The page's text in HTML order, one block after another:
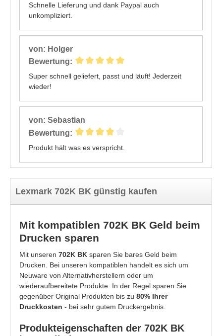
Schnelle Lieferung und dank Paypal auch
unkompliziert.
von: Holger
Bewertung:
Super schnell geliefert, passt und läuft! Jederzeit
wieder!
von: Sebastian
Bewertung:
Produkt hält was es verspricht.
Lexmark 702K BK günstig kaufen
Mit kompatiblen 702K BK Geld beim
Drucken sparen
Mit unseren 702K BK sparen Sie bares Geld beim
Drucken. Bei unseren kompatiblen handelt es sich um
Neuware von Alternativherstellern oder um
wiederaufbereitete Produkte. In der Regel sparen Sie
gegenüber Original Produkten bis zu 80% Ihrer
Druckkosten - bei sehr gutem Druckergebnis.
Produkteigenschaften der 702K BK